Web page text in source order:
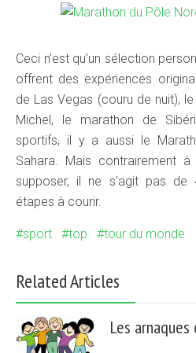
Ceci n’est qu’un sélection
offrent des expériences
de Las Vegas (couru de nuit),
Michel, le marathon de
sportifs, il y a aussi le
Sahara. Mais contrairement
supposer, il ne s’agit pas de
étapes à courir.
sport top tour du monde
Related Articles
Les